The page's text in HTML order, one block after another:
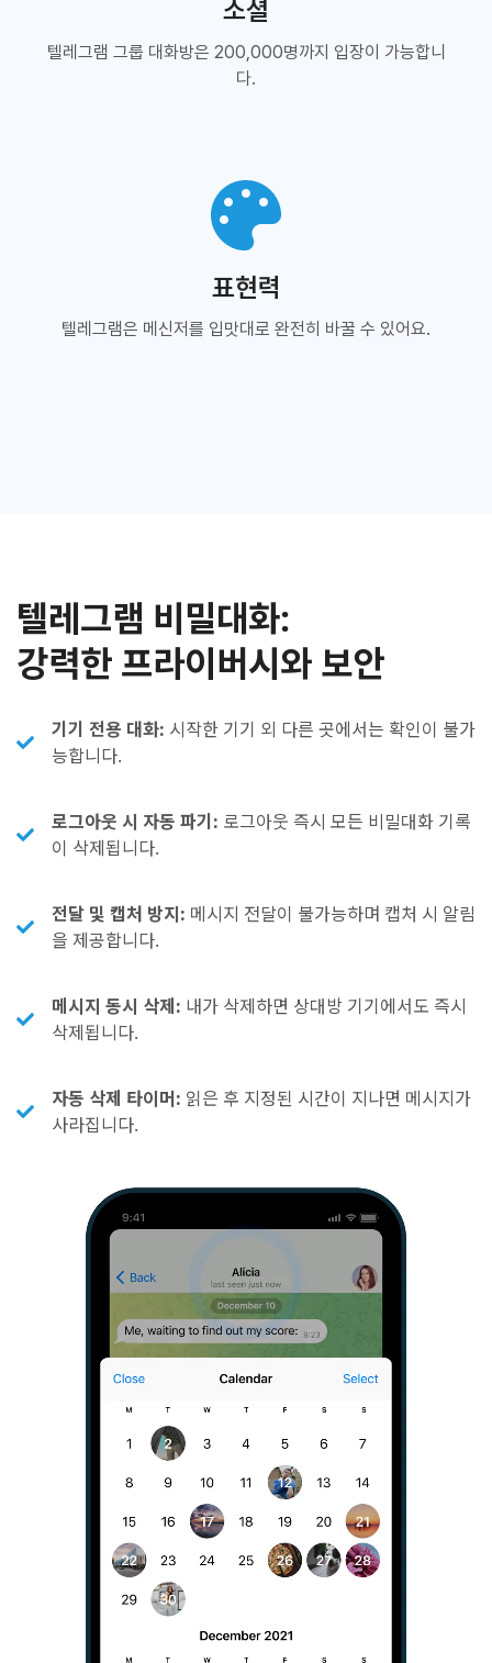
소셜
텔레그램 그룹 대화방은 200,000명까지 입장이 가능합니
다.
표현력
텔레그램은 메신저를 입맛대로 완전히 바꿀 수 있어요.
텔레그램 비밀대화:
강력한 프라이버시와 보안
기기 전용 대화: 시작한 기기 외 다른 곳에서는 확인이 불가
능합니다.
로그아웃 시 자동 파기: 로그아웃 즉시 모든 비밀대화 기록
이 삭제됩니다.
전달 및 캡처 방지: 메시지 전달이 불가능하며 캡처 시 알림
을 제공합니다.
메시지 동시 삭제: 내가 삭제하면 상대방 기기에서도 즉시
삭제됩니다.
자동 삭제 타이머: 읽은 후 지정된 시간이 지나면 메시지가
사라집니다.